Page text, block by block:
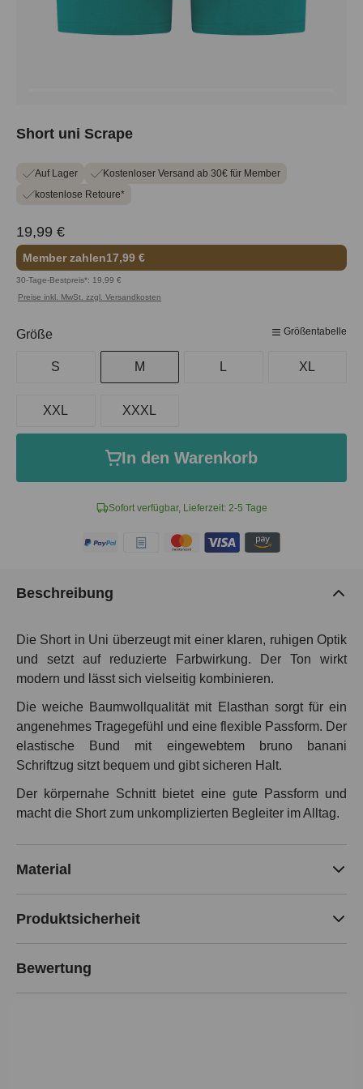
Short uni Scrape
Auf Lager
Kostenloser Versand ab 30€ für Member
kostenlose Retoure*
19,99 €
Member zahlen17,99 €
30-Tage-Bestpreis*: 19,99 €
Preise inkl. MwSt. zzgl. Versandkosten
Sofort verfügbar, Lieferzeit: 2-5 Tage
Größe Größentabelle
S M L XL
XXL XXXL
In den Warenkorb
Beschreibung
Die Short in Uni überzeugt mit einer klaren, ruhigen Optik
und setzt auf reduzierte Farbwirkung. Der Ton wirkt
modern und lässt sich vielseitig kombinieren.
Die weiche Baumwollqualität mit Elasthan sorgt für ein
angenehmes Tragegefühl und eine flexible Passform. Der
elastische Bund mit eingewebtem bruno banani
Schriftzug sitzt bequem und gibt sicheren Halt.
Der körpernahe Schnitt bietet eine gute Passform und
macht die Short zum unkomplizierten Begleiter im Alltag.
Material
Produktsicherheit
Bewertung